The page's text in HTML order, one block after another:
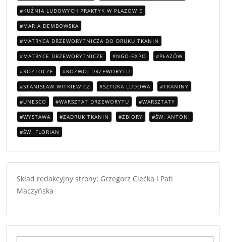
KUŹNIA LUDOWYCH PRAKTYK W PŁAZOWIE
MARIA DEMBOWSKA
MATRYCA DRZEWORYTNICZA DO DRUKU TKANIN
MATRYCE DRZEWORYTNICZE NGO-EXPO PŁAZÓW
ROZTOCZE ROZWÓJ DRZEWORYTU
STANISŁAW WITKIEWICZ SZTUKA LUDOWA TKANINY
UNESCO WARSZTAT DRZEWORYTU WARSZTATY
WYSTAWA ZADRUK TKANIN ZBIORY ŚW. ANTONI
ŚW. FLORIAN
Skład redakcyjny strony: Grzegorz Ciećka i Pati
Maczyńska